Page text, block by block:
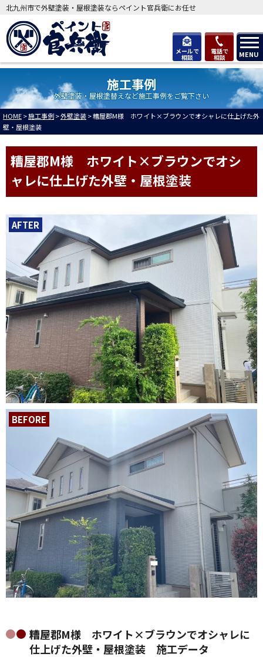
メールで
相談
電話で
相談 MENU
北九州市で外壁塗装・屋根塗装ならペイント官兵衛にお任せ
施工事例
外壁塗装・屋根塗替えなど施工事例をご覧下さい
HOME>施工事例>外壁塗装>糟屋郡M様 ホワイト×ブラウンでオシャレに仕上げた外
壁・屋根塗装
糟屋郡M様 ホワイト×ブラウンでオシ
ャレに仕上げた外壁・屋根塗装
AFTER
BEFORE
糟屋郡M様 ホワイト×ブラウンでオシャレに
仕上げた外壁・屋根塗装 施工データ